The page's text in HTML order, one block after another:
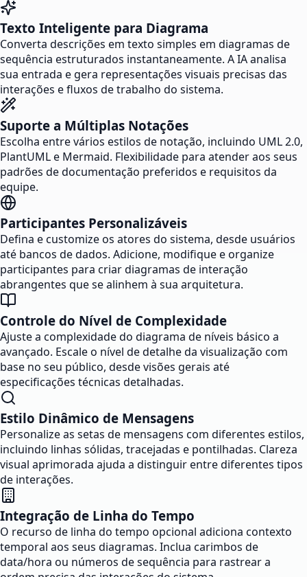
Texto Inteligente para Diagrama
Converta descrições em texto simples em diagramas de
sequência estruturados instantaneamente. A IA analisa
sua entrada e gera representações visuais precisas das
interações e fluxos de trabalho do sistema.
Suporte a Múltiplas Notações
Escolha entre vários estilos de notação, incluindo UML 2.0,
PlantUML e Mermaid. Flexibilidade para atender aos seus
padrões de documentação preferidos e requisitos da
equipe.
Participantes Personalizáveis
Defina e customize os atores do sistema, desde usuários
até bancos de dados. Adicione, modifique e organize
participantes para criar diagramas de interação
abrangentes que se alinhem à sua arquitetura.
Controle do Nível de Complexidade
Ajuste a complexidade do diagrama de níveis básico a
avançado. Escale o nível de detalhe da visualização com
base no seu público, desde visões gerais até
especificações técnicas detalhadas.
Estilo Dinâmico de Mensagens
Personalize as setas de mensagens com diferentes estilos,
incluindo linhas sólidas, tracejadas e pontilhadas. Clareza
visual aprimorada ajuda a distinguir entre diferentes tipos
de interações.
Integração de Linha do Tempo
O recurso de linha do tempo opcional adiciona contexto
temporal aos seus diagramas. Inclua carimbos de
data/hora ou números de sequência para rastrear a